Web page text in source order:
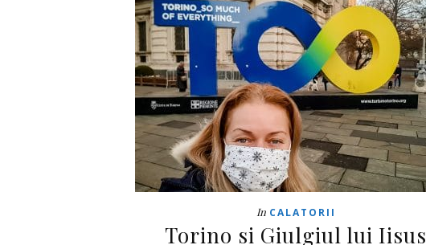
In CALATORII
Torino si Giulgiul lui Iisus